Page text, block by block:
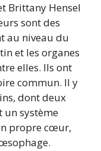
Brittany Hensel
sont des
au niveau du
et les organes
elles. Ils ont
commun. Il y
dont deux
un système
propre cœur,